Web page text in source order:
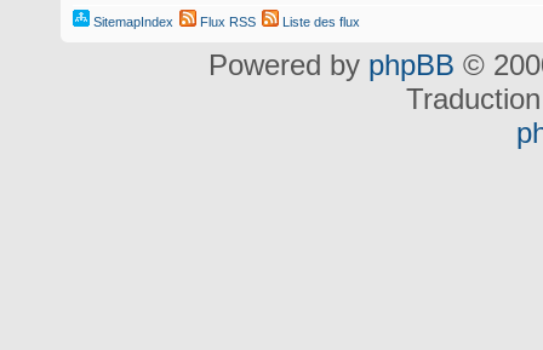
SitemapIndex Flux RSS Liste des flux
Powered by phpBB ©